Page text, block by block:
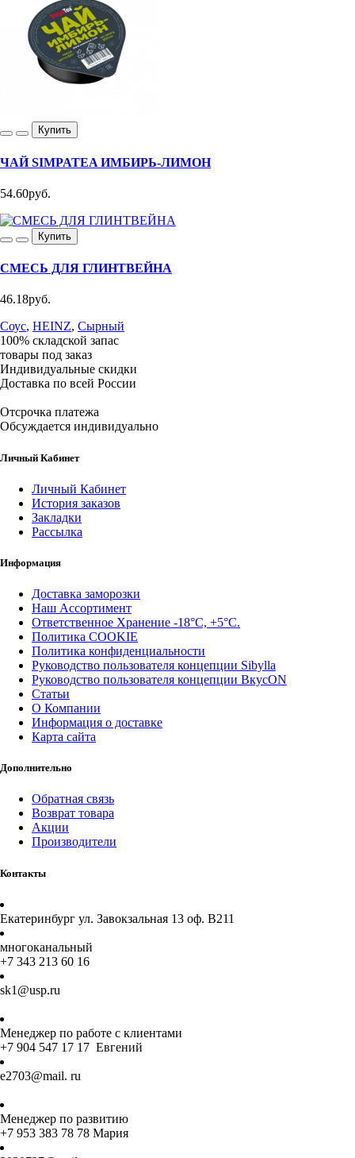
Купить
ЧАЙ SIMPATEA ИМБИРЬ-ЛИМОН
54.60руб.
Купить
СМЕСЬ ДЛЯ ГЛИНТВЕЙНА
46.18руб.
Соус, HEINZ, Сырный
100% складской запас
товары под заказ
Индивидуальные скидки
Доставка по всей России
Отсрочка платежа
Обсуждается индивидуально
Личный Кабинет
Личный Кабинет
История заказов
Закладки
Рассылка
Информация
Доставка заморозки
Наш Ассортимент
Ответственное Хранение -18°С, +5°С.
Политика COOKIE
Политика конфиденциальности
Руководство пользователя концепции Sibylla
Руководство пользователя концепции ВкусON
Статьи
О Компании
Информация о доставке
Карта сайта
Дополнительно
Обратная связь
Возврат товара
Акции
Производители
Контакты
Екатеринбург ул. Завокзальная 13 оф. В211
многоканальный
+7 343 213 60 16
sk1@usp.ru
Менеджер по работе с клиентами
+7 904 547 17 17 Евгений
e2703@mail. ru
Менеджер по развитию
+7 953 383 78 78 Мария